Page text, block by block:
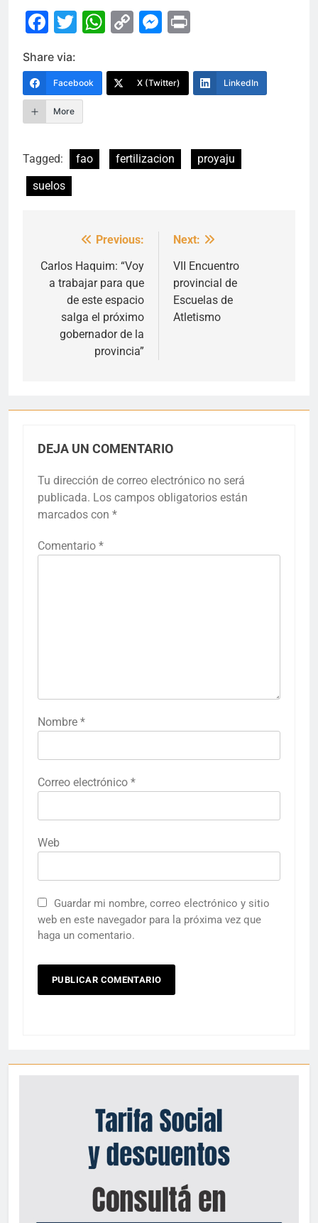
Facebook
Twitter
WhatsApp
CopyMessenger
Share via:
Facebook X (Twitter) LinkedIn
More
Tagged: fao fertilizacion
proyaju
suelos
Navegación
de
entradas
Previous:
Carlos Haquim: “Voy
a trabajar para que
de este espacio
salga el próximo
gobernador de la
provincia”
Next:
VII Encuentro
provincial de
Escuelas de
Atletismo
DEJA UN COMENTARIO
Tu dirección de correo electrónico no será
publicada. Los campos obligatorios están
marcados con *
Comentario *
Nombre *
Correo electrónico *
Web
Guardar mi nombre, correo electrónico y sitio
web en este navegador para la próxima vez que
haga un comentario.